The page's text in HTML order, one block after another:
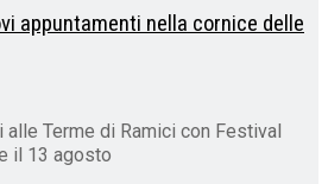
appuntamenti nella cornice delle
alle Terme di Ramici con Festival
il 13 agosto